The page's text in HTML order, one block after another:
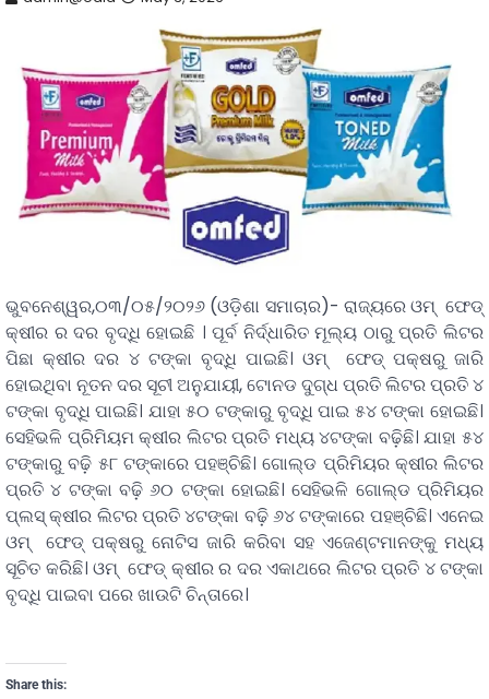
ଭୁବନେଶ୍ୱର,୦୩/୦୫/୨୦୨୬ (ଓଡ଼ିଶା ସମାଚାର)- ରାଜ୍ୟରେ ଓମ୍‌ ଫେଡ୍
କ୍ଷୀର ର ଦର ବୃଦ୍ଧି ହୋଇଛି । ପୂର୍ବ ନିର୍ଦ୍ଧାରିତ ମୂଲ୍ୟ ଠାରୁ ପ୍ରତି ଲିଟର
ପିଛା କ୍ଷୀର ଦର ୪ ଟଙ୍କା ବୃଦ୍ଧି ପାଇଛି। ଓମ୍‌ ଫେଡ୍ ପକ୍ଷରୁ ଜାରି
ହୋଇଥିବା ନୂତନ ଦର ସୂଚୀ ଅନୁଯାୟୀ, ଟୋନଡ ଦୁଗ୍ଧ ପ୍ରତି ଲିଟର ପ୍ରତି ୪
ଟଙ୍କା ବୃଦ୍ଧି ପାଇଛି। ଯାହା ୫୦ ଟଙ୍କାରୁ ବୃଦ୍ଧି ପାଇ ୫୪ ଟଙ୍କା ହୋଇଛି।
ସେହିଭଳି ପ୍ରିମିୟମ କ୍ଷୀର ଲିଟର ପ୍ରତି ମଧ୍ୟ ୪ଟଙ୍କା ବଢ଼ିଛି। ଯାହା ୫୪
ଟଙ୍କାରୁ ବଢ଼ି ୫୮ ଟଙ୍କାରେ ପହଞ୍ଚିଛି। ଗୋଲ୍ଡ ପ୍ରିମିୟର କ୍ଷୀର ଲିଟର
ପ୍ରତି ୪ ଟଙ୍କା ବଢ଼ି ୬୦ ଟଙ୍କା ହୋଇଛି। ସେହିଭଳି ଗୋଲ୍ଡ ପ୍ରିମିୟର
ପ୍ଲସ୍ କ୍ଷୀର ଲିଟର ପ୍ରତି ୪ଟଙ୍କା ବଢ଼ି ୬୪ ଟଙ୍କାରେ ପହଞ୍ଚିଛି। ଏନେଇ
ଓମ୍‌ ଫେଡ୍ ପକ୍ଷରୁ ନୋଟିସ ଜାରି କରିବା ସହ ଏଜେଣ୍ଟମାନଙ୍କୁ ମଧ୍ୟ
ସୂଚିତ କରିଛି। ଓମ୍‌ ଫେଡ୍ କ୍ଷୀର ର ଦର ଏକାଥରେ ଲିଟର ପ୍ରତି ୪ ଟଙ୍କା
ବୃଦ୍ଧି ପାଇବା ପରେ ଖାଉଟି ଚିନ୍ତାରେ।
Share this: